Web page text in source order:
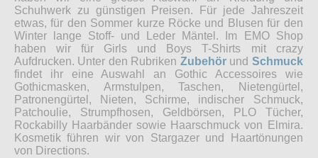
Schuhwerk zu günstigen Preisen. Für jede Jahreszeit
etwas, für den Sommer kurze Röcke und Blusen für den
Winter lange Stoff- und Leder Mäntel. Im EMO Shop
haben wir für Girls und Boys T-Shirts mit crazy
Aufdrucken. Unter den Rubriken Zubehörund Schmuck
findet ihr eine Auswahl an Gothic Accessoires wie
Gothicmasken, Armstulpen, Taschen, Nietengürtel,
Patronengürtel, Nieten, Schirme, indischer Schmuck,
Patchoulie, Strumpfhosen, Geldbörsen, PLO Tücher,
Rockabilly Haarbänder sowie Haarschmuck von Elmira.
Kosmetik führen wir von Stargazer und Haartönungen
von Directions.